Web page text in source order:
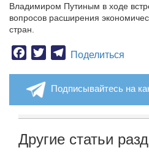
Владимиром Путиным в ходе
вопросов расширения
стран.
Facebook
TwitterTelegram
Поделиться
Подписывайтесь на
Другие статьи